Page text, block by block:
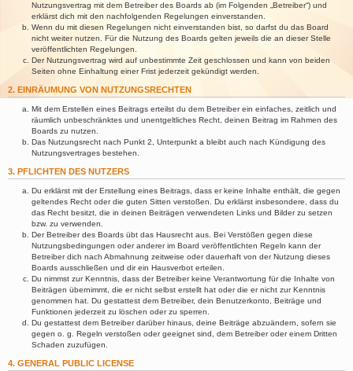
Nutzungsvertrag mit dem Betreiber des Boards ab (im Folgenden „Betreiber“) und
erklärst dich mit den nachfolgenden Regelungen einverstanden.
Wenn du mit diesen Regelungen nicht einverstanden bist, so darfst du das Board
nicht weiter nutzen. Für die Nutzung des Boards gelten jeweils die an dieser Stelle
veröffentlichten Regelungen.
Der Nutzungsvertrag wird auf unbestimmte Zeit geschlossen und kann von beiden
Seiten ohne Einhaltung einer Frist jederzeit gekündigt werden.
2. EINRÄUMUNG VON NUTZUNGSRECHTEN
Mit dem Erstellen eines Beitrags erteilst du dem Betreiber ein einfaches, zeitlich und
räumlich unbeschränktes und unentgeltliches Recht, deinen Beitrag im Rahmen des
Boards zu nutzen.
Das Nutzungsrecht nach Punkt 2, Unterpunkt a bleibt auch nach Kündigung des
Nutzungsvertrages bestehen.
3. PFLICHTEN DES NUTZERS
Du erklärst mit der Erstellung eines Beitrags, dass er keine Inhalte enthält, die gegen
geltendes Recht oder die guten Sitten verstoßen. Du erklärst insbesondere, dass du
das Recht besitzt, die in deinen Beiträgen verwendeten Links und Bilder zu setzen
bzw. zu verwenden.
Der Betreiber des Boards übt das Hausrecht aus. Bei Verstößen gegen diese
Nutzungsbedingungen oder anderer im Board veröffentlichten Regeln kann der
Betreiber dich nach Abmahnung zeitweise oder dauerhaft von der Nutzung dieses
Boards ausschließen und dir ein Hausverbot erteilen.
Du nimmst zur Kenntnis, dass der Betreiber keine Verantwortung für die Inhalte von
Beiträgen übernimmt, die er nicht selbst erstellt hat oder die er nicht zur Kenntnis
genommen hat. Du gestattest dem Betreiber, dein Benutzerkonto, Beiträge und
Funktionen jederzeit zu löschen oder zu sperren.
Du gestattest dem Betreiber darüber hinaus, deine Beiträge abzuändern, sofern sie
gegen o. g. Regeln verstoßen oder geeignet sind, dem Betreiber oder einem Dritten
Schaden zuzufügen.
4. GENERAL PUBLIC LICENSE